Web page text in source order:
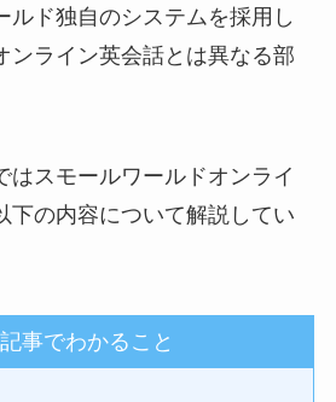
ルド独自のシステムを採用し
ンライン英会話とは異なる部
はスモールワールドオンライ
下の内容について解説してい
事でわかること